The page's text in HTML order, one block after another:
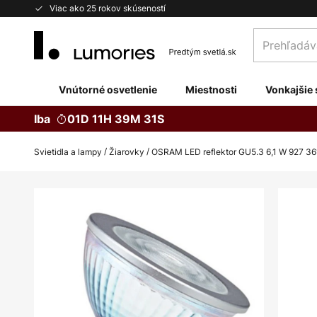
Viac ako 25 rokov skúseností
Skip
obchod
Vnútorné osvetlenie Miestnosti Vonkajšie
Iba 01D 11H 39M 31S
Svietidla a lampy Žiarovky OSRAM LED reflektor GU5.3 6,1 W 927
obrázkov